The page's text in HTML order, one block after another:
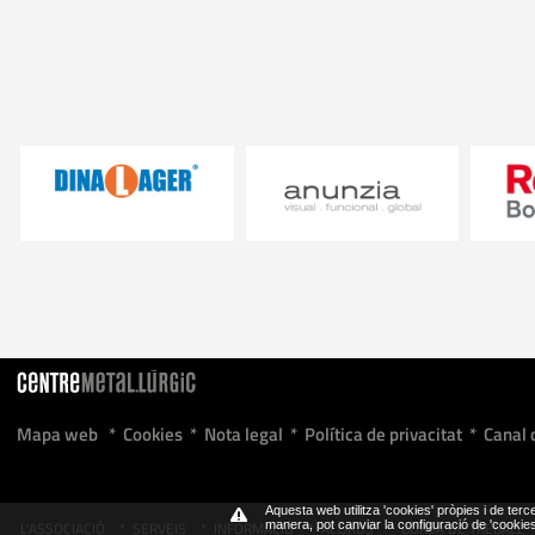
Aquesta web utilitza 'cookies' pròpies i de
manera, pot canviar la configuració de
Mapa web* Cookies* Nota legal * Política de privacitat* Canal
L'ASSOCIACIÓ * SERVEIS * INFORMACIÓ*ACORDS*BORSA DE TREBALL